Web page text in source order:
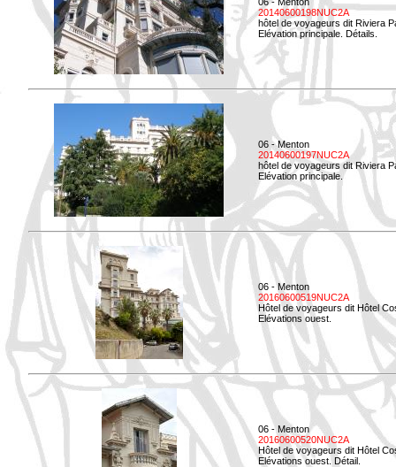
20140600198NUC2A
hôtel de voyageurs dit Riviera
Elévation principale. Détails.
06 - Menton
20140600197NUC2A
hôtel de voyageurs dit Riviera
Elévation principale.
06 - Menton
20160600519NUC2A
Hôtel de voyageurs dit Hôtel
Elévations ouest.
06 - Menton
20160600520NUC2A
Hôtel de voyageurs dit Hôtel
Elévations ouest. Détail.